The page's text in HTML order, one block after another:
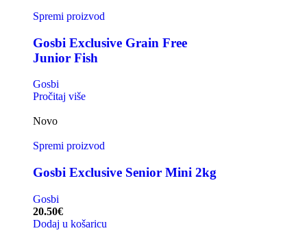
Spremi proizvod
Gosbi Exclusive Grain Free
Junior Fish
Gosbi
Pročitaj više
Novo
Spremi proizvod
Gosbi Exclusive Senior Mini 2kg
Gosbi
20.50€
Dodaj u košaricu